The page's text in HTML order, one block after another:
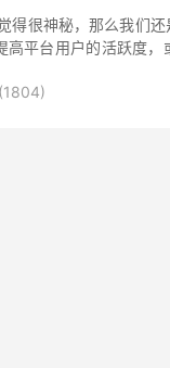
得很神秘，那么我们
平台用户的活跃度，